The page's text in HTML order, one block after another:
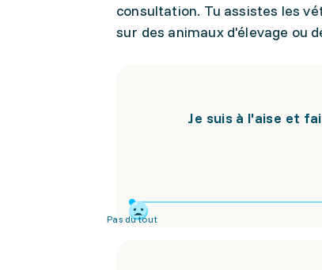
consultation. Tu assistes les
sur des animaux d'élevage ou
Je suis à l'aise et
Pas du tout